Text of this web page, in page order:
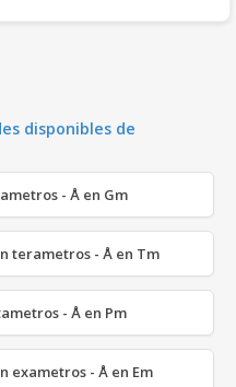
disponibles de
- Å en Gm
terametros - Å en Tm
- Å en Pm
exametros - Å en Em